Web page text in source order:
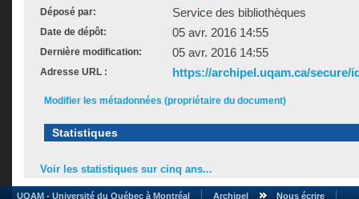
Déposé par: Service des bibliothèques
Date de dépôt: 05 avr. 2016 14:55
Dernière modification: 05 avr. 2016 14:55
Adresse URL : https://archipel.uqam.ca/secure/
Modifier les métadonnées (propriétaire du document)
Statistiques
Voir les statistiques sur cinq ans...
UQAM - Université du Québec à Montréal Archipel Nous écrire